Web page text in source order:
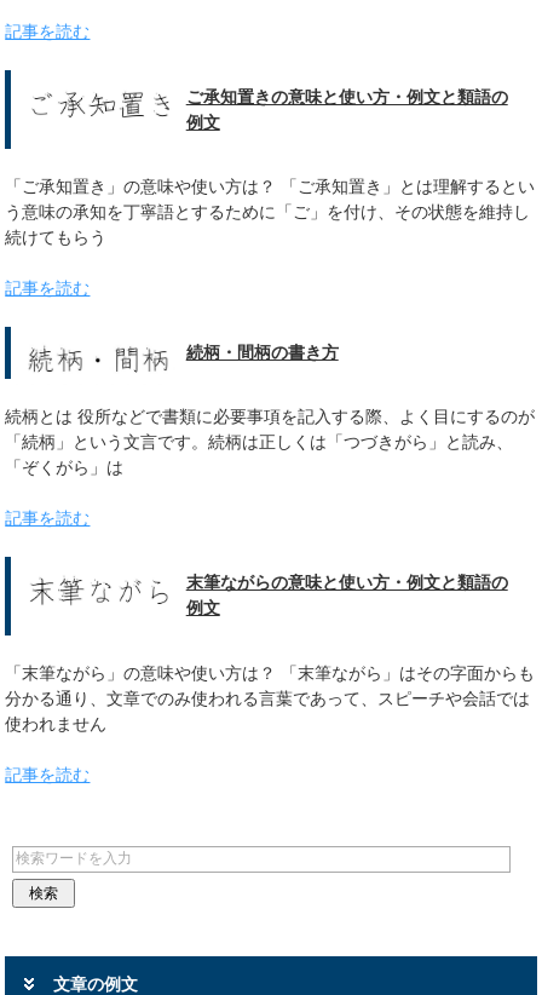
記事を読む
ご承知置きの意味と使い方・例文と類語の
例文
「ご承知置き」の意味や使い方は？ 「ご承知置き」とは理解するとい
う意味の承知を丁寧語とするために「ご」を付け、その状態を維持し
続けてもらう
記事を読む
続柄・間柄の書き方
続柄とは 役所などで書類に必要事項を記入する際、よく目にするのが
「続柄」という文言です。続柄は正しくは「つづきがら」と読み、
「ぞくがら」は
記事を読む
末筆ながらの意味と使い方・例文と類語の
例文
「末筆ながら」の意味や使い方は？ 「末筆ながら」はその字面からも
分かる通り、文章でのみ使われる言葉であって、スピーチや会話では
使われません
記事を読む
文章の例文